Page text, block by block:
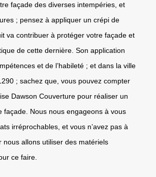
façade des diverses intempéries, et
; pensez à appliquer un crépi de
va contribuer à protéger votre façade et
de cette dernière. Son application
et de l’habileté ; et dans la ville
; sachez que, vous pouvez compter
Dawson Couverture pour réaliser un
façade. Nous nous engageons à vous
irréprochables, et vous n’avez pas à
nous allons utiliser des matériels
ce faire.